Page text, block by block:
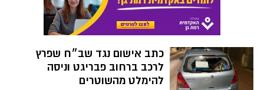
כתב אישום נגד שב״ח שפרץ
לרכב ברחוב פבריגט וניסה
להימלט מהשוטרים